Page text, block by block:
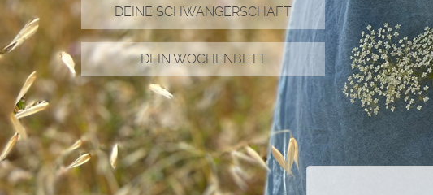
DEINE SCHWANGERSCHAFT
DEIN WOCHENBETT